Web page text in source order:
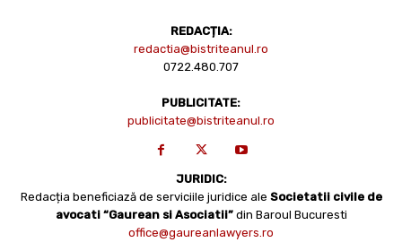
REDACȚIA:
redactia@bistriteanul.ro
0722.480.707
PUBLICITATE:
publicitate@bistriteanul.ro
JURIDIC:
Redacția beneficiază de serviciile juridice ale Societatii civile de
avocati “Gaurean si Asociatii” din Baroul Bucuresti
office@gaureanlawyers.ro